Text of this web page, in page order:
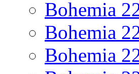
Bohemia
Bohemia
Bohemia